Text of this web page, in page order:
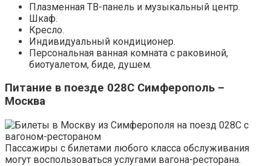
Плазменная ТВ-панель и музыкальный центр.
Шкаф.
Кресло.
Индивидуальный кондиционер.
Персональная ванная комната с раковиной,
биотуалетом, биде, душем.
Питание в поезде 028С Симферополь –
Москва
Пассажиры с билетами любого класса обслуживания
могут воспользоваться услугами вагона-ресторана.